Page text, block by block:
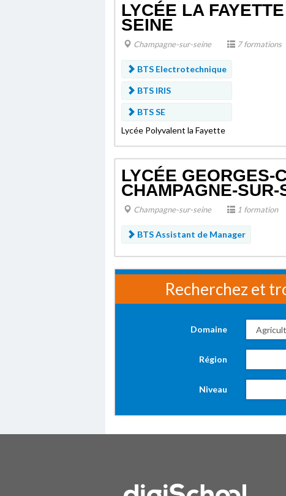
LYCÉE LA
SEINE
Champagne-sur-seine 7 formations
BTS Electrotechnique
BTS IRIS
BTS SE
Lycée Polyvalent la Fayette
LYCÉE GEORGES-
CHAMPAGNE-SUR-
Champagne-sur-seine 1 formation
BTS Assistant de Manager
Recherchez et
Domaine
Région
Niveau